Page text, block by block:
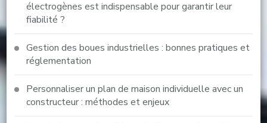
électrogènes est indispensable pour garantir leur
fiabilité ?
Gestion des boues industrielles : bonnes pratiques et
réglementation
Personnaliser un plan de maison individuelle avec un
constructeur : méthodes et enjeux